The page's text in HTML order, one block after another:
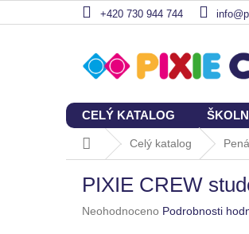
na
+420 730 944 744
CELÝ KATALOG
Domů Celý katalog
PIXIE CREW
Průměrné
Neohodnoceno Podrobnosti